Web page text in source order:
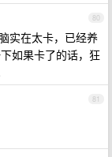
80
实在太卡，已经养
如果卡了的话，狂
81